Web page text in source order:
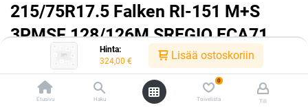
Hinta:
324,00 € Lisää ostoskoriin
Etusivu Haku
0
Toivelista Tili
215/75R17.5 Falken RI-151 M+S
3PMSF 128/126M SREGIO ECA71
5705053316362 Tuotekoodi: 306481
324,00